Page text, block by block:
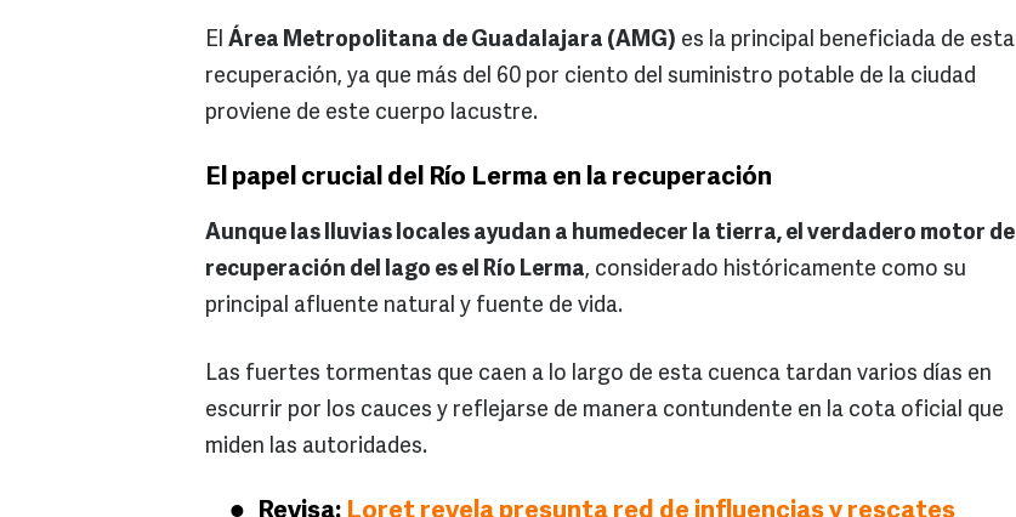
El Área Metropolitana de Guadalajara (AMG) es la principal beneficiada de esta
recuperación, ya que más del 60 por ciento del suministro potable de la ciudad
proviene de este cuerpo lacustre.
El papel crucial del Río Lerma en la recuperación
Aunque las lluvias locales ayudan a humedecer la tierra, el verdadero motor de
recuperación del lago es el Río Lerma, considerado históricamente como su
principal afluente natural y fuente de vida.
Las fuertes tormentas que caen a lo largo de esta cuenca tardan varios días en
escurrir por los cauces y reflejarse de manera contundente en la cota oficial que
miden las autoridades.